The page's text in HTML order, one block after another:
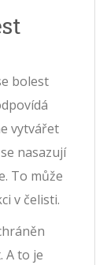
bolest
vytvářet
nasazují
To může
v čelisti.
A to je